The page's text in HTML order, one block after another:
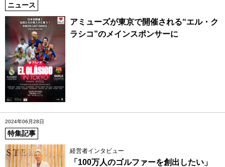
ニュース
アミューズが東京で開催される“エル・ク
ラシコ”のメインスポンサーに
2024年06月28日
特集記事
経営者インタビュー
「100万人のゴルファーを創出したい」